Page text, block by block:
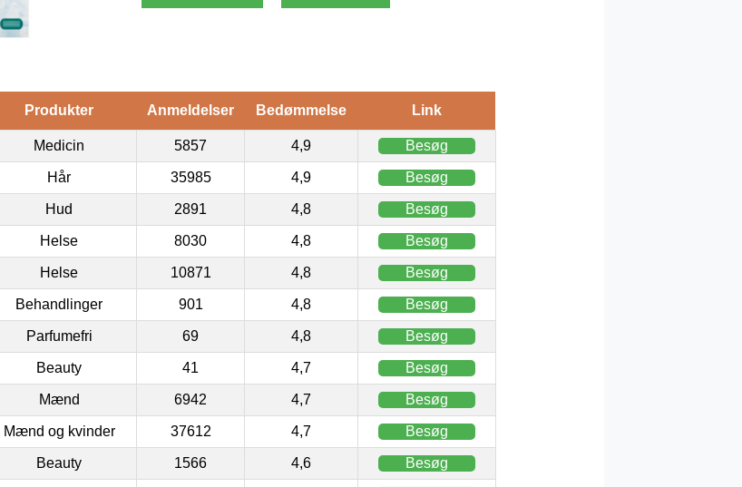
Produkter Anmeldelser Bedømmelse Link
Medicin 5857 4,9 Besøg
Hår 35985 4,9 Besøg
Hud 2891 4,8 Besøg
Helse 8030 4,8 Besøg
Helse 10871 4,8 Besøg
Behandlinger 901 4,8 Besøg
Parfumefri 69 4,8 Besøg
Beauty 41 4,7 Besøg
Mænd 6942 4,7 Besøg
Mænd og kvinder 37612 4,7 Besøg
Beauty 1566 4,6 Besøg